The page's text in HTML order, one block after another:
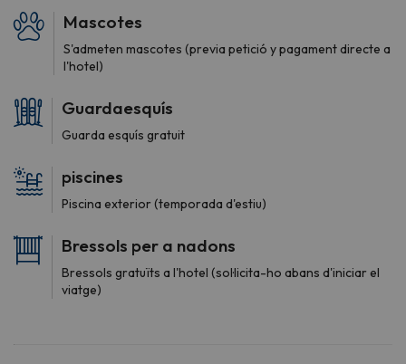
Mascotes
S'admeten mascotes (previa petició y pagament directe a
l'hotel)
Guardaesquís
Guarda esquís gratuit
piscines
Piscina exterior (temporada d'estiu)
Bressols per a nadons
Bressols gratuïts a l'hotel (sol·licita-ho abans d'iniciar el
viatge)